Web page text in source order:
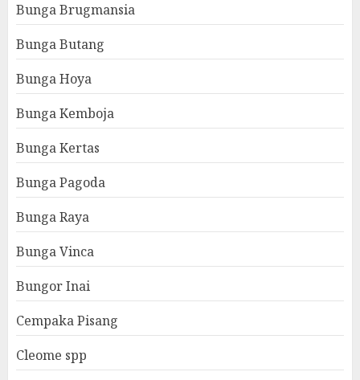
Bunga Brugmansia
Bunga Butang
Bunga Hoya
Bunga Kemboja
Bunga Kertas
Bunga Pagoda
Bunga Raya
Bunga Vinca
Bungor Inai
Cempaka Pisang
Cleome spp